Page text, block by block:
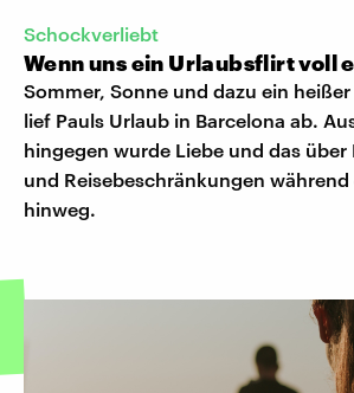
Schockverliebt
Wenn uns ein Urlaubsflirt voll
Sommer, Sonne und dazu ein
lief Pauls Urlaub in Barcelona ab.
hingegen wurde Liebe und das über
und Reisebeschränkungen während
hinweg.